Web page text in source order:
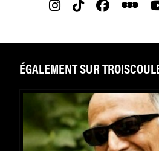
ÉGALEMENT SUR